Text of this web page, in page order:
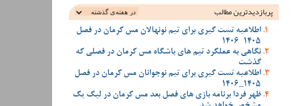
پربازدیدترین‌ مطالب
اطلاعیه تست گیری برای تیم نونهالان مس کرمان در فصل
1405-1406
نگاهی به عملکرد تیم های باشگاه مس کرمان در فصلی که
گذشت
اطلاعیه تست گیری برای تیم نوجوانان مس کرمان در فصل
1405_1406
ظهر فردا برنامه بازی های فصل بعد مس کرمان در لیگ یک